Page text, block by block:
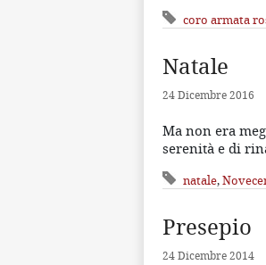
coro armata
Natale
24 Dicembre 2016
Ma non era
serenità e di
natale,
Presepio
24 Dicembre 2014